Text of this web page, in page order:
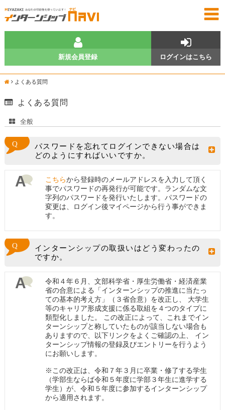
ログインはこちら
新規会員登録
よくある質問
よくある質問
全般
パスワードを忘れてログインできない場合は
どのようにすればいいですか。
こちらから登録時のメールアドレスを入力して頂く
事でパスワードの再発行が可能です。ランダムな文
字列のパスワードを発行いたします。パスワードの
変更は、ログイン後マイページから行う事ができま
す。
インターンシップの取扱いはどう変わったの
ですか。
令和４年６月、文部科学省・厚生労働省・経済産業
省の合意による「インターンシップの推進に当たっ
ての基本的考え方」（３省合意）を改正し、 大学生
等のキャリア形成支援に係る取組を４つのタイプに
類型化しました。 この改正によって、これまでイン
ターンシップと称していたものが該当しない場合も
ありますので、以下リンクをよくご確認の上、 イン
ターンシップ情報の登録及びエントリーを行うよう
にお願いします。
※この改正は、令和７年３月に卒業・修了する学生
（学部生ならば令和５年度に学部３年生に進学する
学生）が、令和５年度に参加するインターンシップ
から適用されます。